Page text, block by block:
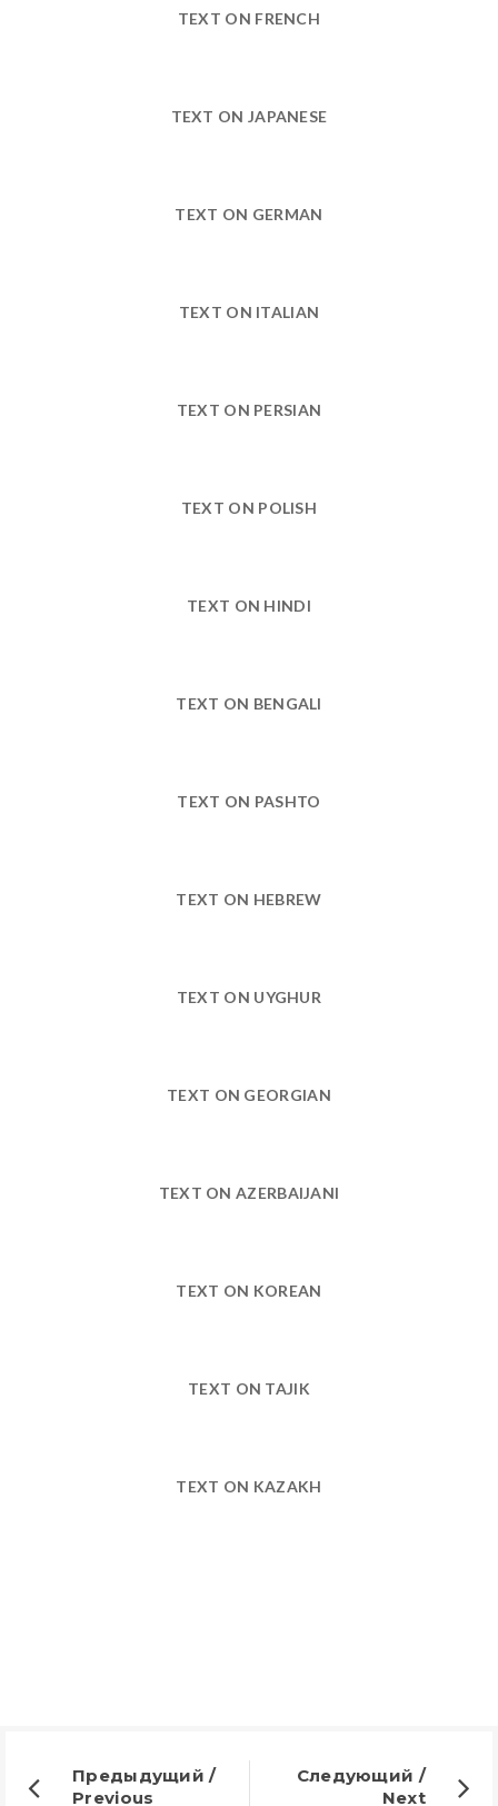
TEXT ON FRENCH
TEXT ON JAPANESE
TEXT ON GERMAN
TEXT ON ITALIAN
TEXT ON PERSIAN
TEXT ON POLISH
TEXT ON HINDI
TEXT ON BENGALI
TEXT ON PASHTO
TEXT ON HEBREW
TEXT ON UYGHUR
TEXT ON GEORGIAN
TEXT ON AZERBAIJANI
TEXT ON KOREAN
TEXT ON TAJIK
TEXT ON KAZAKH
Предыдущий /
Previous
Следующий /
Next